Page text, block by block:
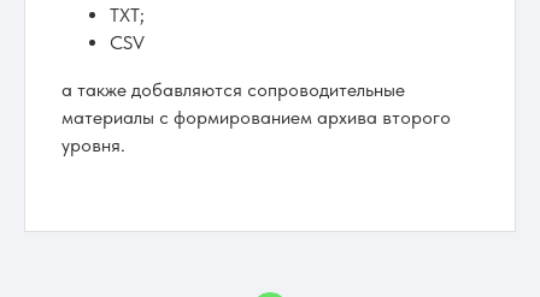
TXT;
CSV
а также добавляются сопроводительные
материалы с формированием архива второго
уровня.